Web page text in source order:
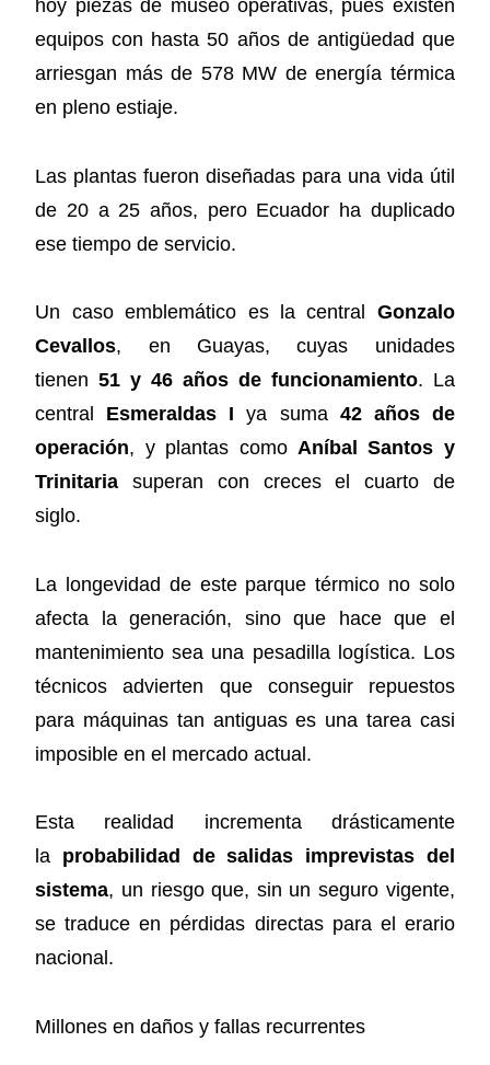
hoy piezas de museo operativas, pues existen
equipos con hasta 50 años de antigüedad que
arriesgan más de 578 MW de energía térmica
en pleno estiaje.
Las plantas fueron diseñadas para una vida útil
de 20 a 25 años, pero Ecuador ha duplicado
ese tiempo de servicio.
Un caso emblemático es la central Gonzalo
Cevallos, en Guayas, cuyas unidades
tienen51 y 46 años de funcionamiento. La
central Esmeraldas I ya suma 42 años de
operación, y plantas como Aníbal Santos y
Trinitaria superan con creces el cuarto de
siglo.
La longevidad de este parque térmico no solo
afecta la generación, sino que hace que el
mantenimiento sea una pesadilla logística. Los
técnicos advierten que conseguir repuestos
para máquinas tan antiguas es una tarea casi
imposible en el mercado actual.
Esta realidad incrementa drásticamente
la probabilidad de salidas imprevistas del
sistema, un riesgo que, sin un seguro vigente,
se traduce en pérdidas directas para el erario
nacional.
Millones en daños y fallas recurrentes